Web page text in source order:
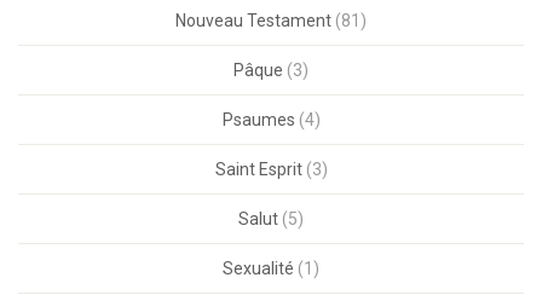
Nouveau Testament (81)
Pâque (3)
Psaumes (4)
Saint Esprit(3)
Salut (5)
Sexualité (1)